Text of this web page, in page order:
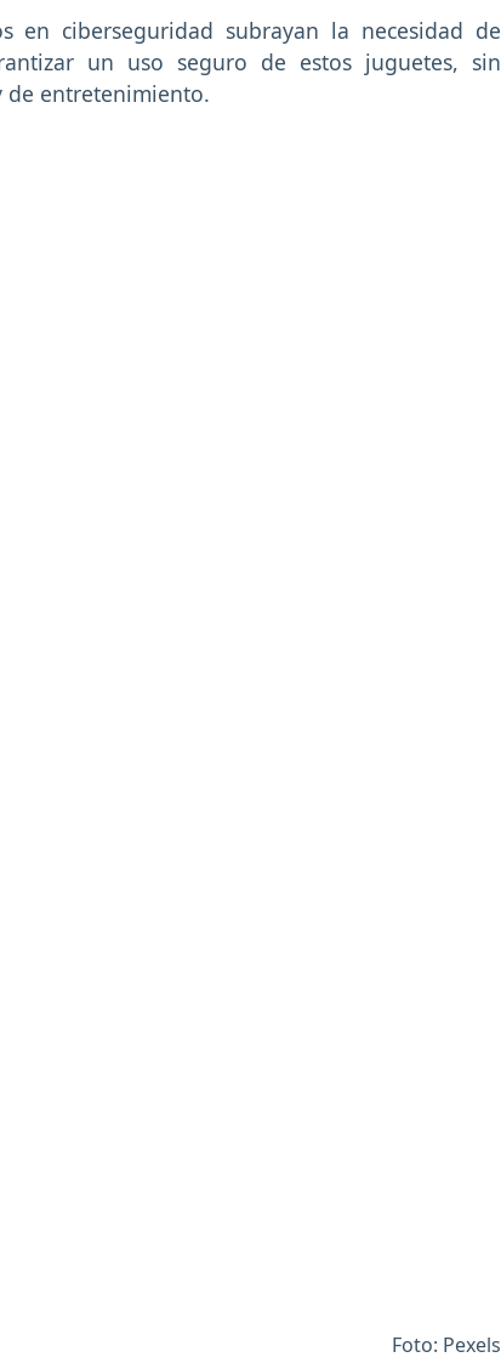
en ciberseguridad subrayan la necesidad de
un uso seguro de estos juguetes, sin
de entretenimiento.
Foto: Pexels